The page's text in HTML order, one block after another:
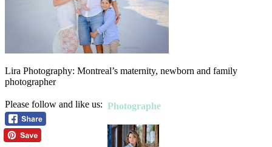
Lira Photography: Montreal’s maternity, newborn and family
photographer
Please follow and like us: Photographe